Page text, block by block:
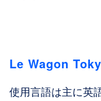
Le Wagon
使用言語は主に英